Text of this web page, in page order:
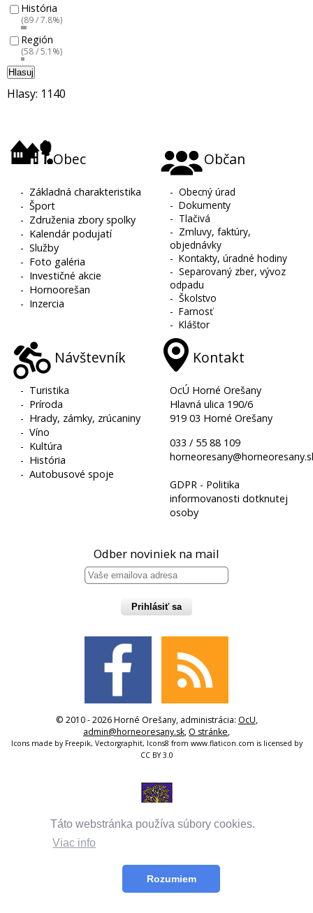
Táto webstránka používa súbory cookies.
Viac info
Rozumiem
História
(89 / 7.8%)
Región
(58 / 5.1%)
Hlasuj
Hlasy: 1140
Obec
- Základná charakteristika
-Šport
- Združenia zbory spolky
- Kalendár podujatí
-Služby
- Foto galéria
- Investičné akcie
- Hornoorešan
- Inzercia
Občan
-Obecný úrad
-Dokumenty
- Tlačivá
- Zmluvy, faktúry,
objednávky
-Kontakty, úradné hodiny
-Separovaný zber, vývoz
odpadu
-Školstvo
-Farnosť
-Kláštor
Návštevník
- Turistika
- Príroda
- Hrady, zámky, zrúcaniny
-Víno
- Kultúra
- História
-Autobusové spoje
Kontakt
OcÚ Horné Orešany
Hlavná ulica 190/6
919 03 Horné Orešany
033 / 55 88 109
GDPR - Politika
informovanosti dotknutej
osoby
Odber noviniek na mail
Prihlásiť sa
© 2010 - 2026 Horné Orešany, administrácia: OcU,
admin@horneoresany.sk, O stránke,
Icons made by Freepik, Vectorgraphit, Icons8 from www.flaticon.com is licensed by
CC BY 3.0